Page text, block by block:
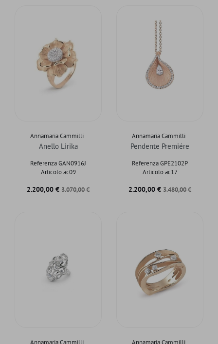
Annamaria Cammilli
Anello Lirika
Referenza GAN0916J
Articolo ac09
Prezzo
2.200,00 € Prezzo base
3.070,00 €
Annamaria Cammilli
Pendente Premiére
Referenza GPE2102P
Articolo ac17
Prezzo
2.200,00 € Prezzo base
3.480,00 €
Annamaria Cammilli Annamaria Cammilli